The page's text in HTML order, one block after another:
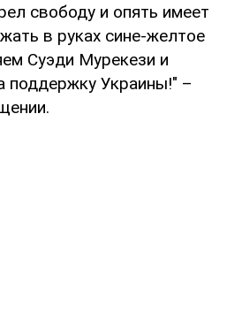
свободу и опять имеет
в руках сине-желтое
Суэди Мурекези и
поддержку Украины!" –